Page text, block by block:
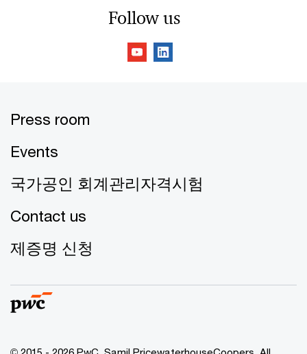
Follow us
Press room
Events
국가공인 회계관리자격시험
Contact us
제증명 신청